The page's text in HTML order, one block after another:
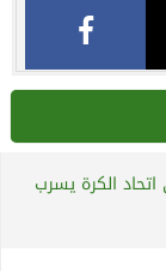
الكرة يسرب